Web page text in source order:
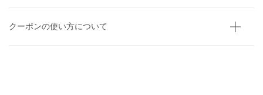
クーポンの使い方について